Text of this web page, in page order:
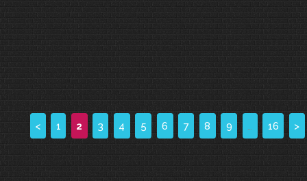
< 1 2 3 4 5 6 7 8 9 16 >